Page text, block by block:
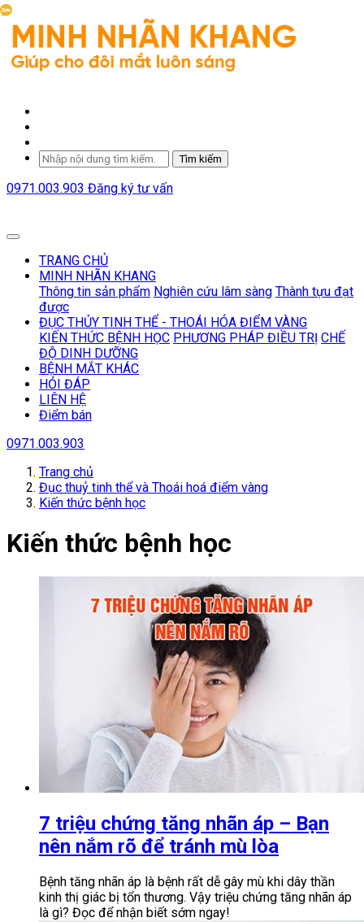
Tìm kiếm
0971.003.903 Đăng ký tư vấn
TRANG CHỦ
MINH NHÃN KHANG
Thông tin sản phẩm Nghiên cứu lâm sàng Thành tựu đạt
được
ĐỤC THỦY TINH THỂ - THOÁI HÓA ĐIỂM VÀNG
KIẾN THỨC BỆNH HỌC PHƯƠNG PHÁP ĐIỀU TRỊ CHẾ
ĐỘ DINH DƯỠNG
BỆNH MẮT KHÁC
HỎI ĐÁP
LIÊN HỆ
Điểm bán
0971.003.903
Trang chủ
Đục thuỷ tinh thể và Thoái hoá điểm vàng
Kiến thức bệnh học
Kiến thức bệnh học
7 triệu chứng tăng nhãn áp – Bạn
nên nắm rõ để tránh mù lòa
Bệnh tăng nhãn áp là bệnh rất dễ gây mù khi dây thần
kinh thị giác bị tổn thương. Vậy triệu chứng tăng nhãn áp
là gì? Đọc để nhận biết sớm ngay!